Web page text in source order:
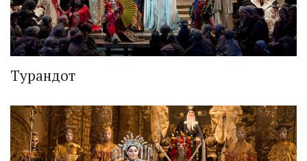
Турандот